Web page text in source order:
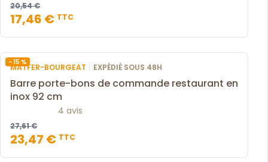
20,54 €
17,46 € TTC
- 15 %
MATFER-BOURGEAT | EXPÉDIÉ SOUS 48H
Barre porte-bons de commande restaurant en
inox 92 cm
4 avis
27,61 €
23,47 € TTC